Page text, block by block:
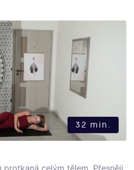
32 min.
celým tělem. Přesněji